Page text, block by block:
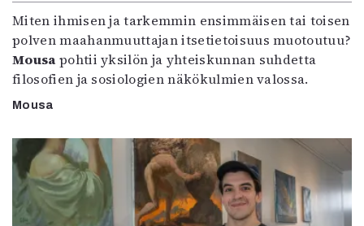
Miten ihmisen ja tarkemmin ensimmäisen tai toisen
polven maahanmuuttajan itsetietoisuus muotoutuu?
Mousa pohtii yksilön ja yhteiskunnan suhdetta
filosofien ja sosiologien näkökulmien valossa.
Mousa